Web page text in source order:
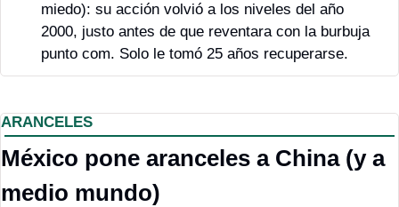
miedo): su acción volvió a los niveles del año
2000, justo antes de que reventara con la burbuja
punto com. Solo le tomó 25 años recuperarse.
ARANCELES
México pone aranceles a China (y a
medio mundo)